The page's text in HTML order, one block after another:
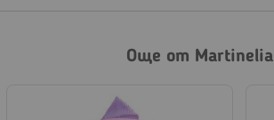
Още от Martinelia